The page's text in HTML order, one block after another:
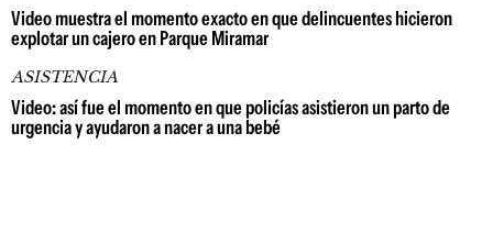
Video muestra el momento exacto en que delincuentes hicieron
explotar un cajero en Parque Miramar
ASISTENCIA
Video: así fue el momento en que policías asistieron un parto de
urgencia y ayudaron a nacer a una bebé